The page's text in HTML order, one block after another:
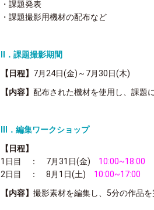
・課題発表
・課題撮影用機材の配布など
Ⅱ．課題撮影期間
【日程】 7月24日(金)～7月30日(木)
【内容】 配布された機材を使用し、課題
Ⅲ．編集ワークショップ
【日程】
1日目 ： 7月31日(金) 10:00~18:00
2日目 ： 8月1日(土) 10:00~17:00
【内容】 撮影素材を編集し、5分の作品